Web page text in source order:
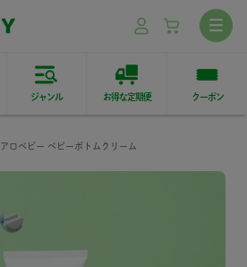
ジャンル お得な定期便 クーポン
アロベビー ベビーボトムクリーム